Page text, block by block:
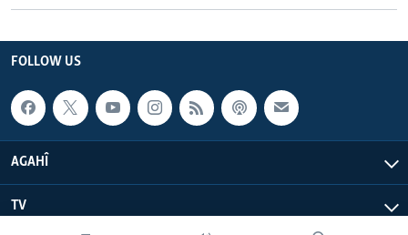
FOLLOW US
AGAHÎ
TV